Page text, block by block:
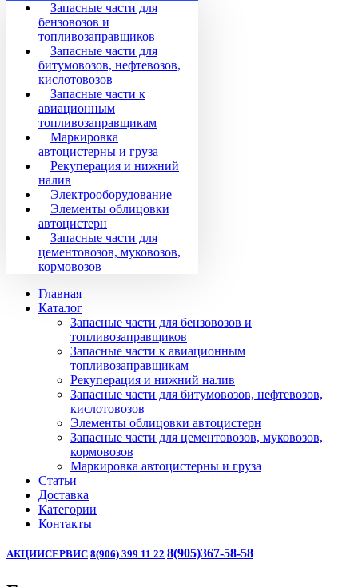
Запасные части для
бензовозов и
топливозаправщиков
Запасные части для
битумовозов, нефтевозов,
кислотовозов
Запасные части к
авиационным
топливозаправщикам
Маркировка
автоцистерны и груза
Рекуперация и нижний
налив
Электрооборудование
Элементы облицовки
автоцистерн
Запасные части для
цементовозов, муковозов,
кормовозов
Главная
Каталог
Запасные части для бензовозов и
топливозаправщиков
Запасные части к авиационным
топливозаправщикам
Рекуперация и нижний налив
Запасные части для битумовозов, нефтевозов,
кислотовозов
Элементы облицовки автоцистерн
Запасные части для цементовозов, муковозов,
кормовозов
Маркировка автоцистерны и груза
Статьи
Доставка
Категории
Контакты
АКЦИИСЕРВИС 8(906) 399 11 22 8(905)367-58-58